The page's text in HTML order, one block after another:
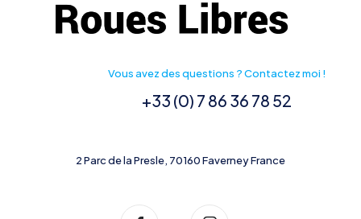
Vous avez des questions ? Contactez moi !
+33 (0) 7 86 36 78 52
2 Parc de la Presle, 70160 Faverney France